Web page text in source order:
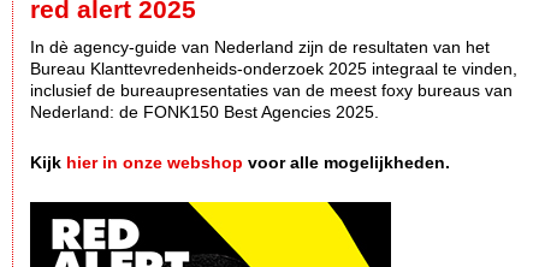
red alert 2025
In dè agency-guide van Nederland zijn de resultaten van het
Bureau Klanttevredenheids-onderzoek 2025 integraal te vinden,
inclusief de bureaupresentaties van de meest foxy bureaus van
Nederland: de FONK150 Best Agencies 2025.
Kijk hier in onze webshop voor alle mogelijkheden.